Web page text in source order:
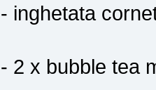
- inghetata
- 2 x bubble tea